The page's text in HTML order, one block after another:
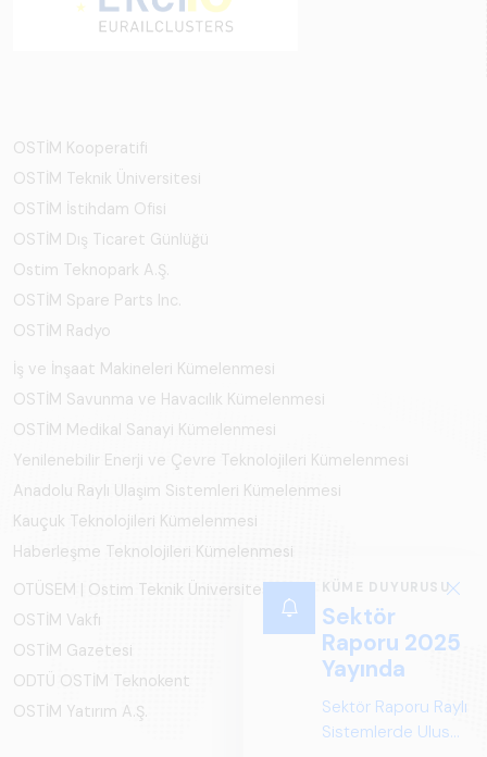
KÜME DUYURUSU
Sektör
Raporu 2025
Yayında
Sektör Raporu Raylı
Sistemlerde Ulusal
OSTİM Kooperatifi
OSTİM Teknik Üniversitesi
OSTİM İstihdam Ofisi
OSTİM Dış Ticaret Günlüğü
Ostim Teknopark A.Ş.
OSTİM Spare Parts Inc.
OSTİM Radyo
İş ve İnşaat Makineleri Kümelenmesi
OSTİM Savunma ve Havacılık Kümelenmesi
OSTİM Medikal Sanayi Kümelenmesi
Yenilenebilir Enerji ve Çevre Teknolojileri Kümelenmesi
Anadolu Raylı Ulaşım Sistemleri Kümelenmesi
Kauçuk Teknolojileri Kümelenmesi
Haberleşme Teknolojileri Kümelenmesi
OTÜSEM | Ostim Teknik Üniversitesi
OSTİM Vakfı
OSTİM Gazetesi
ODTÜ OSTİM Teknokent
OSTİM Yatırım A.Ş.